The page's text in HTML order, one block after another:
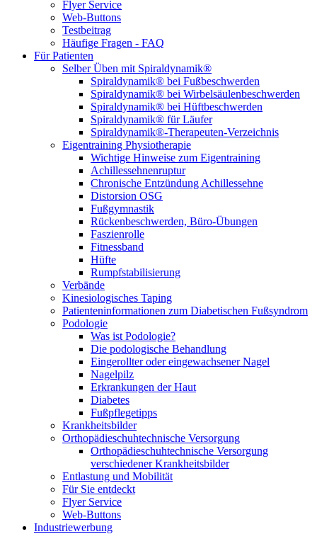
Flyer Service
Web-Buttons
Testbeitrag
Häufige Fragen - FAQ
Für Patienten
Selber Üben mit Spiraldynamik®
Spiraldynamik® bei Fußbeschwerden
Spiraldynamik® bei Wirbelsäulen­beschwerden
Spiraldynamik® bei Hüftbeschwerden
Spiraldynamik® für Läufer
Spiraldynamik®-Therapeuten-Verzeichnis
Eigentraining Physiotherapie
Wichtige Hinweise zum Eigentraining
Achillessehnenruptur
Chronische Entzündung Achillessehne
Distorsion OSG
Fußgymnastik
Rückenbeschwerden, Büro-Übungen
Faszienrolle
Fitnessband
Hüfte
Rumpfstabilisierung
Verbände
Kinesiologisches Taping
Patienteninformationen zum Diabetischen Fußsyndrom
Podologie
Was ist Podologie?
Die podologische Behandlung
Eingerollter oder eingewachsener Nagel
Nagelpilz
Erkrankungen der Haut
Diabetes
Fußpflegetipps
Krankheitsbilder
Orthopädieschuhtechnische Versorgung
Orthopädieschuhtechnische Versorgung
verschiedener Krankheitsbilder
Entlastung und Mobilität
Für Sie entdeckt
Flyer Service
Web-Buttons
Industriewerbung